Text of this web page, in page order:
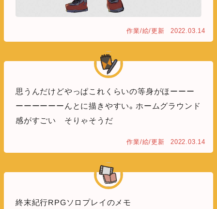
作業/絵/更新 2022.03.14
思うんだけどやっぱこれくらいの等身がほーーー
ーーーーーーんとに描きやすい。ホームグラウンド
感がすごい そりゃそうだ
作業/絵/更新 2022.03.14
終末紀行RPGソロプレイのメモ